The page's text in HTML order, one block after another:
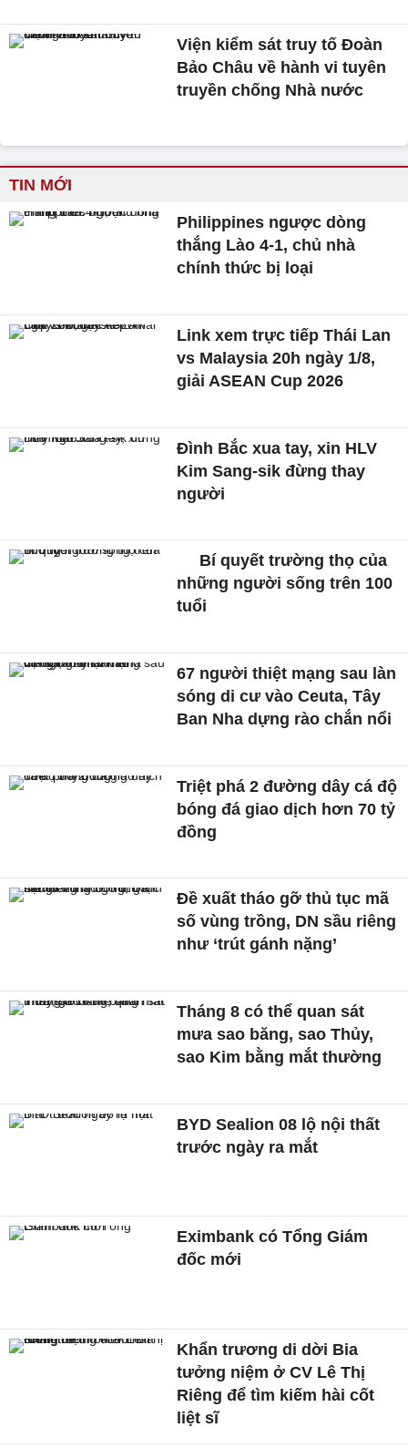
Viện kiểm sát truy tố Đoàn
Bảo Châu về hành vi tuyên
truyền chống Nhà nước
TIN MỚI
Philippines ngược dòng
thắng Lào 4-1, chủ nhà
chính thức bị loại
Link xem trực tiếp Thái Lan
vs Malaysia 20h ngày 1/8,
giải ASEAN Cup 2026
Đình Bắc xua tay, xin HLV
Kim Sang-sik đừng thay
người
Bí quyết trường thọ của
những người sống trên 100
tuổi
67 người thiệt mạng sau làn
sóng di cư vào Ceuta, Tây
Ban Nha dựng rào chắn nổi
Triệt phá 2 đường dây cá độ
bóng đá giao dịch hơn 70 tỷ
đồng
Đề xuất tháo gỡ thủ tục mã
số vùng trồng, DN sầu riêng
như ‘trút gánh nặng’
Tháng 8 có thể quan sát
mưa sao băng, sao Thủy,
sao Kim bằng mắt thường
BYD Sealion 08 lộ nội thất
trước ngày ra mắt
Eximbank có Tổng Giám
đốc mới
Khẩn trương di dời Bia
tưởng niệm ở CV Lê Thị
Riêng để tìm kiếm hài cốt
liệt sĩ